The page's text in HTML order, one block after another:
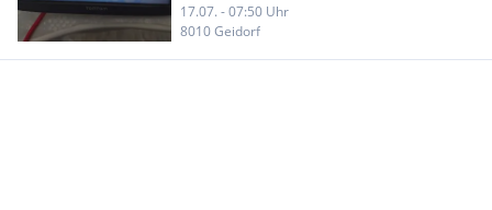
17.07. - 07:50 Uhr
8010 Geidorf